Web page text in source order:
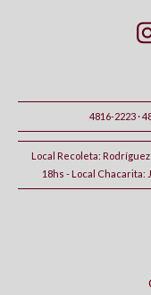
4816-2223 ·
Local Recoleta: Rodríguez
18hs - Local Chacarita: